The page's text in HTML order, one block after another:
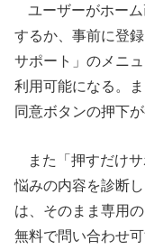
ユーザーがホー
するか、事前に登
サポート」のメニ
利用可能になる。
同意ボタンの押下
また「押すだけ
悩みの内容を診断
は、そのまま専用
無料で問い合わせ可